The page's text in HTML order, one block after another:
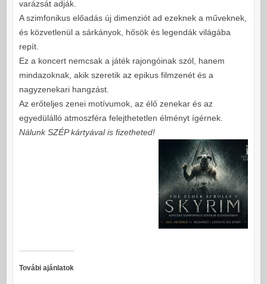
varázsát adják.
A szimfonikus előadás új dimenziót ad ezeknek a műveknek,
és közvetlenül a sárkányok, hősök és legendák világába
repít.
Ez a koncert nemcsak a játék rajongóinak szól, hanem
mindazoknak, akik szeretik az epikus filmzenét és a
nagyzenekari hangzást.
Az erőteljes zenei motívumok, az élő zenekar és az
egyedülálló atmoszféra felejthetetlen élményt ígérnek.
Nálunk SZÉP kártyával is fizetheted!
Továbi ajánlatok